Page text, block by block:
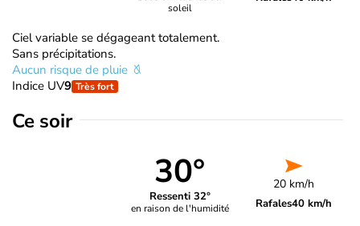
soleil
Ciel variable se dégageant totalement.
Sans précipitations.
Aucun risque de pluie
Indice UV9 Très fort
Ce soir
30°
Ressenti 32°
en raison de l'humidité
20 km/h
Rafales40 km/h